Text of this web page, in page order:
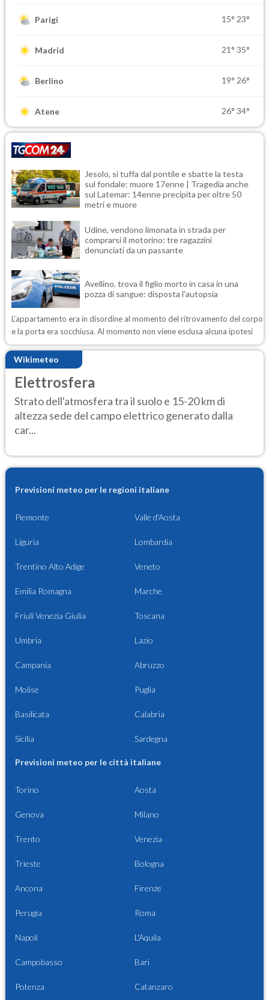
Parigi 15° 23°
Madrid 21° 35°
Berlino 19° 26°
Atene 26° 34°
Jesolo, si tuffa dal pontile e sbatte la testa
sul fondale: muore 17enne | Tragedia anche
sul Latemar: 14enne precipita per oltre 50
metri e muore
Udine, vendono limonata in strada per
comprarsi il motorino: tre ragazzini
denunciati da un passante
Avellino, trova il figlio morto in casa in una
pozza di sangue: disposta l'autopsia
L'appartamento era in disordine al momento del ritrovamento del corpo
e la porta era socchiusa. Al momento non viene esclusa alcuna ipotesi
Wikimeteo
Elettrosfera
Strato dell'atmosfera tra il suolo e 15-20 km di
altezza sede del campo elettrico generato dalla
car...
Previsioni meteo per le regioni italiane
Piemonte Valle d'Aosta
Liguria Lombardia
Trentino Alto Adige Veneto
Emilia Romagna Marche
Friuli Venezia Giulia Toscana
Umbria Lazio
Campania Abruzzo
Molise Puglia
Basilicata Calabria
Sicilia Sardegna
Previsioni meteo per le città italiane
Torino Aosta
Genova Milano
Trento Venezia
Trieste Bologna
Ancona Firenze
Perugia Roma
Napoli L'Aquila
Campobasso Bari
Potenza Catanzaro